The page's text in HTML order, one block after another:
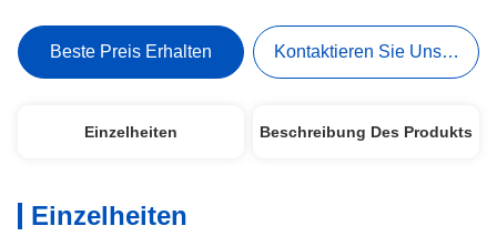
Beste Preis Erhalten Kontaktieren Sie Uns Jetzt
Einzelheiten Beschreibung Des Produkts
Einzelheiten